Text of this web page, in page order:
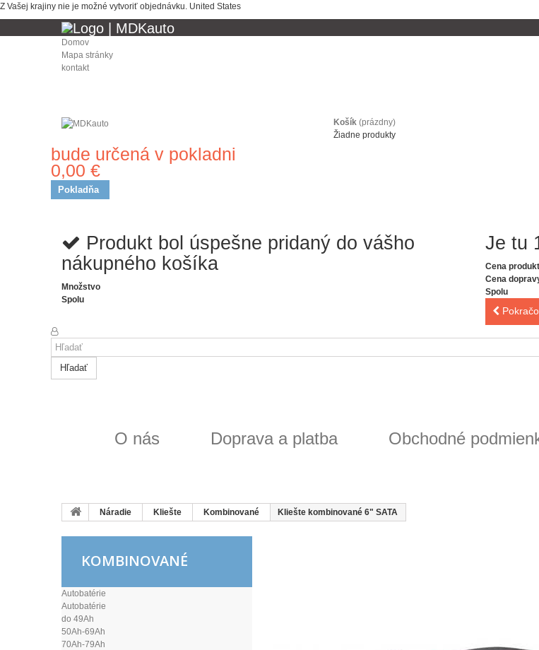
Z Vašej krajiny nie je možné vytvoriť objednávku. United States
Domov
Mapa stránky
kontakt
Košík (prázdny)
Žiadne produkty
bude určená v pokladni
0,00 €
Pokladňa
Produkt bol úspešne pridaný do vášho
nákupného košíka
Množstvo
Spolu
Je tu
Cena
Cena
Spolu
Hľadať
O nás Doprava a platba Obchodné
Náradie Kliešte Kombinované Kliešte kombinované 6" SATA
KOMBINOVANÉ
Autobatérie
Autobatérie
do 49Ah
50Ah-69Ah
70Ah-79Ah